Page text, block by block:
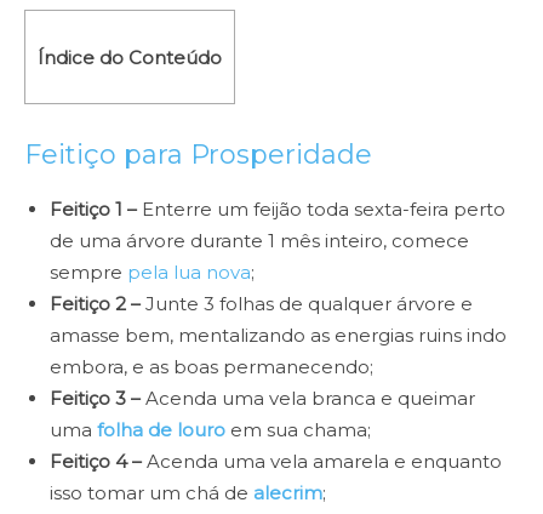
Índice do Conteúdo
Feitiço para Prosperidade
Feitiço 1 – Enterre um feijão toda sexta-feira perto
de uma árvore durante 1 mês inteiro, comece
sempre pela lua nova;
Feitiço 2 – Junte 3 folhas de qualquer árvore e
amasse bem, mentalizando as energias ruins indo
embora, e as boas permanecendo;
Feitiço 3 – Acenda uma vela branca e queimar
uma folha de louro em sua chama;
Feitiço 4 – Acenda uma vela amarela e enquanto
isso tomar um chá de alecrim;